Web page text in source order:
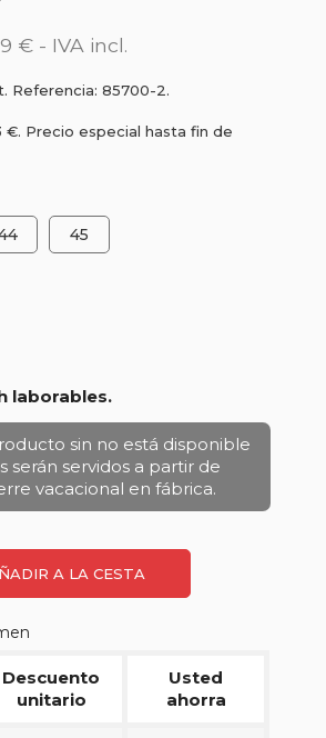
€ - IVA incl.
Referencia: 85700-2.
€. Precio especial hasta fin de
45
laborables.
sin no está disponible
serán servidos a partir de
vacacional en fábrica.
A LA CESTA
Descuento
unitario
Usted
ahorra